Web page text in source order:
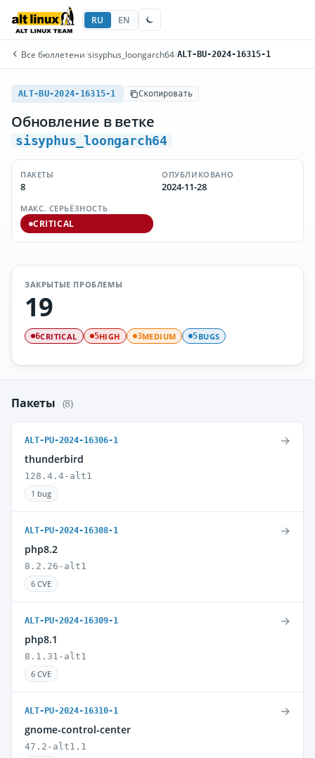
RU EN
Все бюллетени/sisyphus_loongarch64/ALT-BU-2024-16315-1
ALT-BU-2024-16315-1 Скопировать
Обновление в ветке
sisyphus_loongarch64
ПАКЕТЫ
8
ОПУБЛИКОВАНО
2024-11-28
МАКС. СЕРЬЁЗНОСТЬ
CRITICAL
ЗАКРЫТЫЕ ПРОБЛЕМЫ
19
6CRITICAL 5HIGH 3MEDIUM 5BUGS
Пакеты (8)
ALT-PU-2024-16306-1
thunderbird
128.4.4-alt1
1 bug
→
ALT-PU-2024-16308-1
php8.2
8.2.26-alt1
6 CVE
→
ALT-PU-2024-16309-1
php8.1
8.1.31-alt1
6 CVE
→
ALT-PU-2024-16310-1
gnome-control-center
47.2-alt1.1
→